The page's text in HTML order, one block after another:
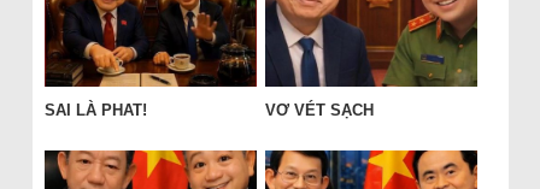
SAI LÀ PHAT! VƠ VÉT SẠCH